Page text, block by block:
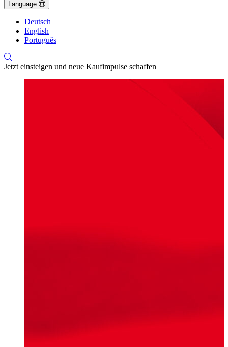
Language
Deutsch
English
Português
Jetzt einsteigen und neue Kaufimpulse schaffen